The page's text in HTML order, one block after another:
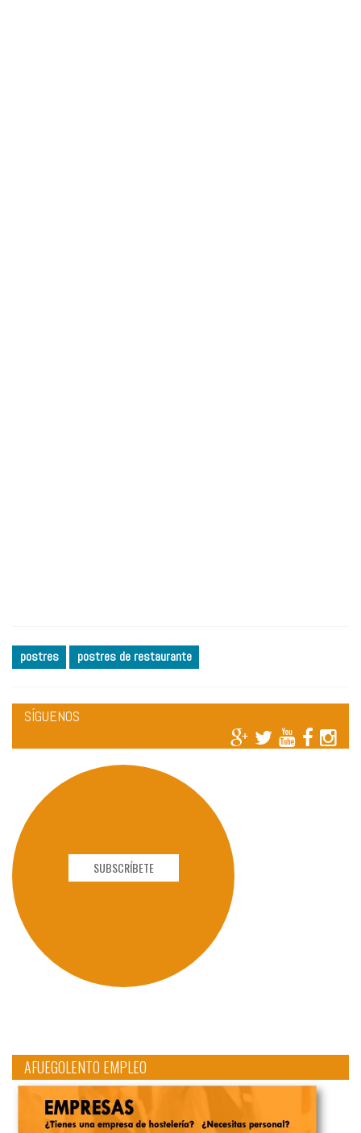
postres postres de restaurante
SÍGUENOS
SUBSCRÍBETE
AFUEGOLENTO EMPLEO